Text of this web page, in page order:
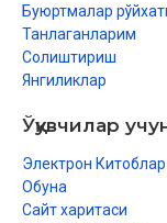
Буюртмалар
Танлаганларим
Солиштириш
Янгиликлар
Ўқувчилар
Электрон Китоблар
Обуна
Сайт харитаси